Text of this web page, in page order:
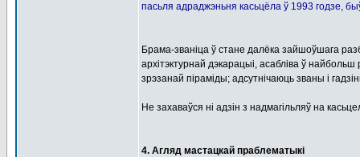
пасьля адраджэньня касьцёла ў 1993 годзе,
Брама-званіца ў стане далёка зайшоўшага
архітэктурнай дэкарацыі, асабліва ў
зрэзанай піраміды; адсутнічаюць званы і
Не захаваўся ні адзін з надмагільляў на
4. Агляд мастацкай праблематыкі